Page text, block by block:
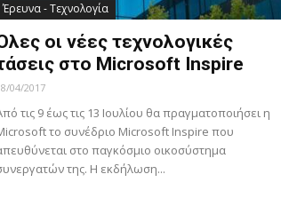
Έρευνα - Τεχνολογία
οι νέες τεχνολογικές
στο Microsoft Inspire
04/2017
τις 9 έως τις 13 Ιουλίου θα πραγματοποιήσει η
το συνέδριο Microsoft Inspire που
στο παγκόσμιο οικοσύστημα
της. Η εκδήλωση...